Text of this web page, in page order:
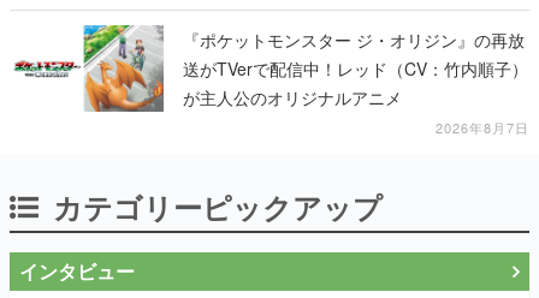
『ポケットモンスター ジ・オリジン』の再放
送がTVerで配信中！レッド（CV：竹内順子）
が主人公のオリジナルアニメ
2026年8月7日
カテゴリーピックアップ
インタビュー